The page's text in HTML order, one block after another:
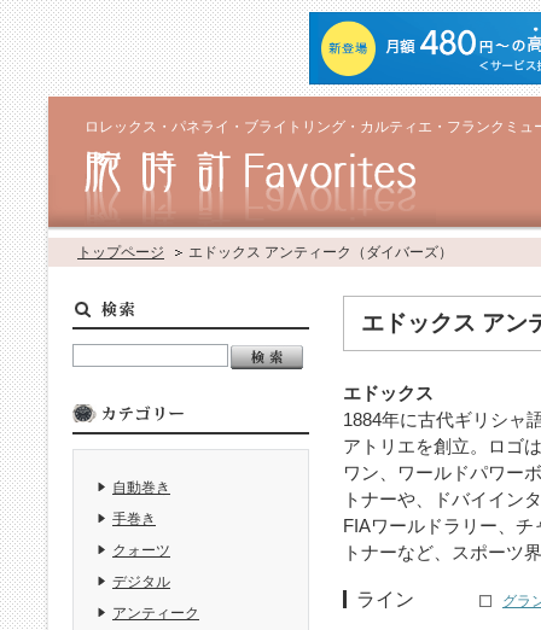
ロレックス・パネライ・ブライトリング・カルティエ・フランクミ
トップページ エドックス アンティーク（ダイバーズ）
エドックス アン
エドックス
1884年に古代ギリシャ
アトリエを創立。ロゴ
ワン、ワールドパワー
トナーや、ドバイイン
FIAワールドラリー、
トナーなど、スポーツ
ライン グラ
自動巻き
手巻き
クォーツ
デジタル
アンティーク